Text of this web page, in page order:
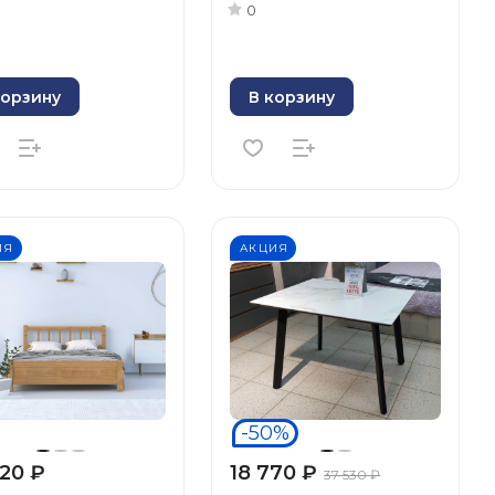
0
В корзину
₽
АКЦИЯ
-50%
18 770 ₽ 37 530 ₽